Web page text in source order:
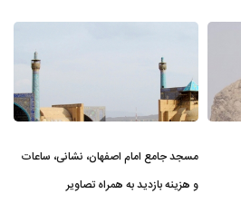
مسجد جامع امام اصفهان، نشانی، ساعات
و هزینه بازدید به همراه تصاویر